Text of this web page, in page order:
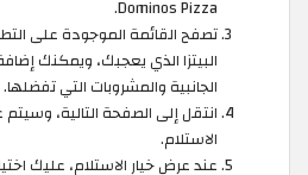
Dominos Pizza.
تصفح القائمة الموجودة على
البيتزا الذي يعجبك، ويمكنك
الجانبية والمشروبات التي تفضلها.
انتقل إلى الصفحة التالية،
الاستلام.
عند عرض خيار الاستلام، عليك